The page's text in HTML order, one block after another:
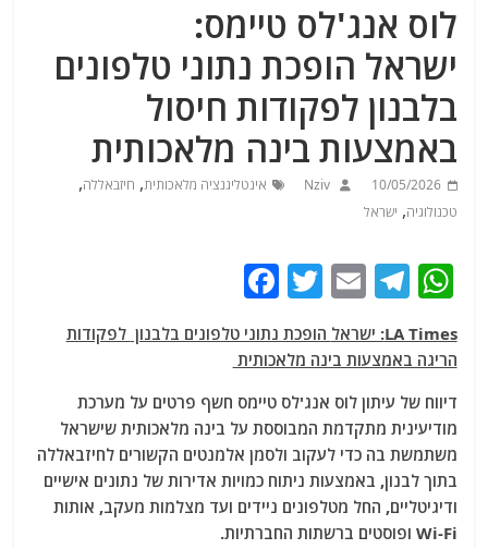
לוס אנג'לס טיימס:
ישראל הופכת נתוני טלפונים
בלבנון לפקודות חיסול
באמצעות בינה מלאכותית
10/05/2026
Nziv אינטליגנציה מלאכותית, חיזבאללה,
טכנולוגיה, ישראל
W
at
s
A
p
p
T
e
g
ra
m
E
ai
l
T
itt
er
a
c
e
b
o
o
k
LA Times: ישראל הופכת נתוני טלפונים בלבנון לפקודות
הריגה באמצעות בינה מלאכותית
דיווח של עיתון לוס אנג'לס טיימס חשף פרטים על מערכת
מודיעינית מתקדמת המבוססת על בינה מלאכותית שישראל
משתמשת בה כדי לעקוב ולסמן אלמנטים הקשורים לחיזבאללה
בתוך לבנון, באמצעות ניתוח כמויות אדירות של נתונים אישיים
ודיגיטליים, החל מטלפונים ניידים ועד מצלמות מעקב, אותות
Wi-Fi ופוסטים ברשתות החברתיות.